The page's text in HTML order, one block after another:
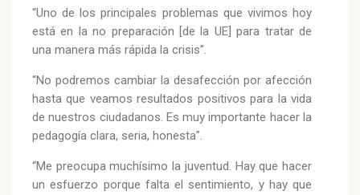
“Uno de los principales problemas que vivimos hoy
está en la no preparación [de la UE] para tratar de
una manera más rápida la crisis”.
“No podremos cambiar la desafección por afección
hasta que veamos resultados positivos para la vida
de nuestros ciudadanos. Es muy importante hacer la
pedagogía clara, seria, honesta”.
“Me preocupa muchísimo la juventud. Hay que hacer
un esfuerzo porque falta el sentimiento, y hay que